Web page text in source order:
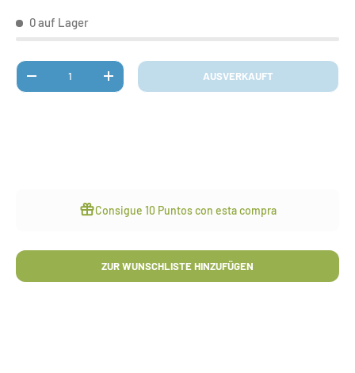
0 auf Lager
Anzahl
MENGE VERRINGERNMENGE ERHÖHEN AUSVERKAUFT
Consigue 10 Puntoscon esta compra
ZUR WUNSCHLISTE HINZUFÜGEN